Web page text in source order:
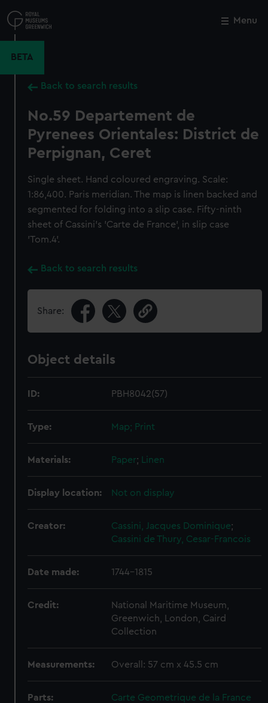
to
main
Menu
BETA
Back to search results
No.59 Departement de
Pyrenees Orientales: District de
Perpignan, Ceret
Single sheet. Hand coloured engraving. Scale:
1:86,400. Paris meridian. The map is linen backed and
segmented for folding into a slip case. Fifty-ninth
sheet of Cassini's 'Carte de France', in slip case
'Tom.4'.
Back to search results
Share:
Object details
ID: PBH8042(57)
Type: Map; Print
Materials: Paper; Linen
Display location: Not on display
Creator: Cassini, Jacques Dominique;
Cassini de Thury, Cesar-Francois
Date made: 1744-1815
Credit:
National Maritime Museum,
Greenwich, London, Caird
Collection
Measurements: Overall: 57 cm x 45.5 cm
Parts:
Carte Geometrique de la France
Close